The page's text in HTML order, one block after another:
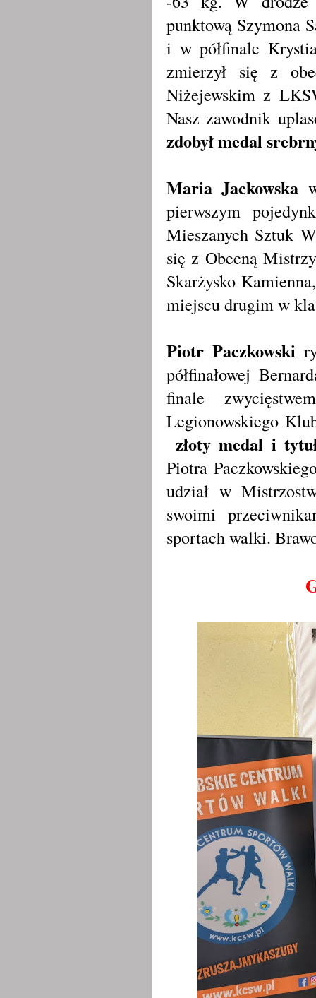
punktową Szymona
i w półfinale
zmierzył się z
Niżejewskim z
Nasz zawodnik
zdobył medal
Maria Jackowska
pierwszym
Mieszanych Sztuk
się z Obecną
Skarżysko
miejscu drugim w
Piotr Paczkowski
półfinałowej
finale
Legionowskiego
złoty medal i
Piotra
udział w
swoimi
sportach walki.